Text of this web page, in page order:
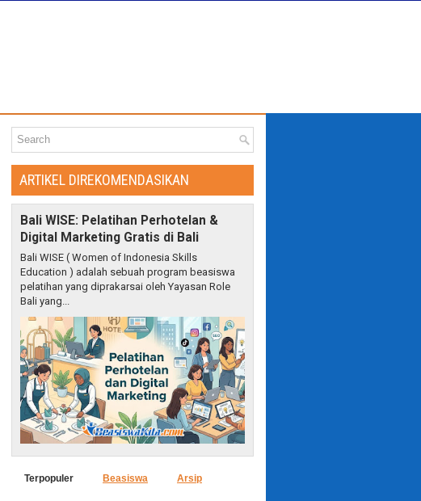
ARTIKEL DIREKOMENDASIKAN
Bali WISE: Pelatihan Perhotelan &
Digital Marketing Gratis di Bali
Bali WISE ( Women of Indonesia Skills
Education ) adalah sebuah program beasiswa
pelatihan yang diprakarsai oleh Yayasan Role
Bali yang...
Terpopuler Beasiswa Arsip